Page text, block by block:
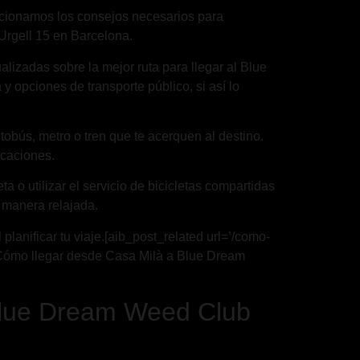
los consejos necesarios para
15 en Barcelona.
sobre la mejor ruta para llegar al Blue
opciones de transporte público, si así lo
metro o tren que te acerquen al destino.
o utilizar el servicio de bicicletas compartidas
relajada.
tu viaje.[aib_post_related url=’/como-
llegar desde Casa Milà a Blue Dream
Dream Weed Club